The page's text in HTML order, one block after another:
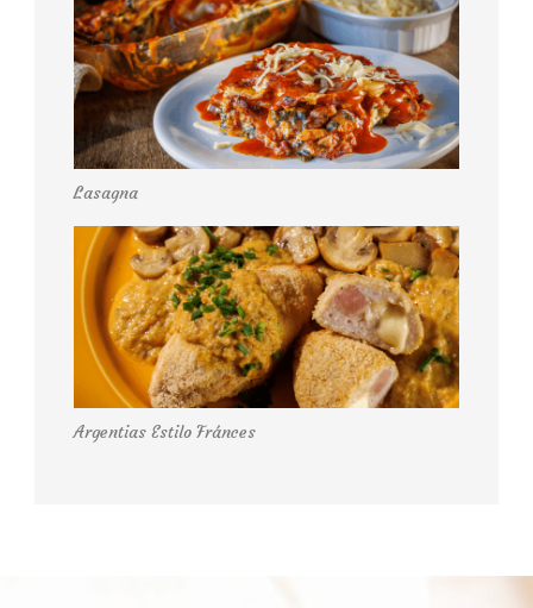
Lasagna
Argentias Estilo Fránces